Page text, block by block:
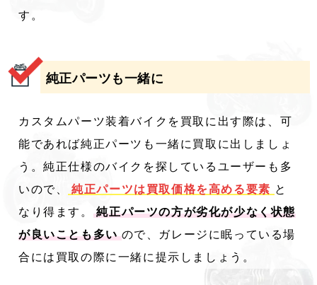
す。
純正パーツも一緒に
カスタムパーツ装着バイクを買取に出す際は、可
能であれば純正パーツも一緒に買取に出しましょ
う。純正仕様のバイクを探しているユーザーも多
いので、
純正パーツは買取価格を高める要素 と
なり得ます。
純正パーツの方が劣化が少なく状態
が良いことも多い ので、ガレージに眠っている場
合には買取の際に一緒に提示しましょう。